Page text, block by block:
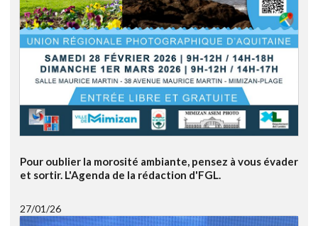
Pour oublier la morosité ambiante, pensez à vous évader
et sortir. L'Agenda de la rédaction d'FGL.
27/01/26